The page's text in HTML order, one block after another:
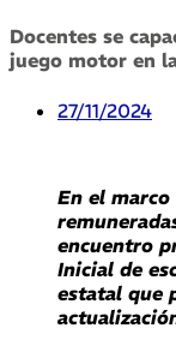
Docentes se
juego motor en
27/11/2024
En el marco
encuentro
Inicial de
estatal que